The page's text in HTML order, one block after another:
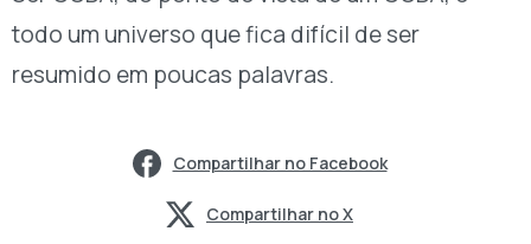
todo um universo que fica difícil de ser
resumido em poucas palavras.
Compartilhar no Facebook
Compartilhar no X